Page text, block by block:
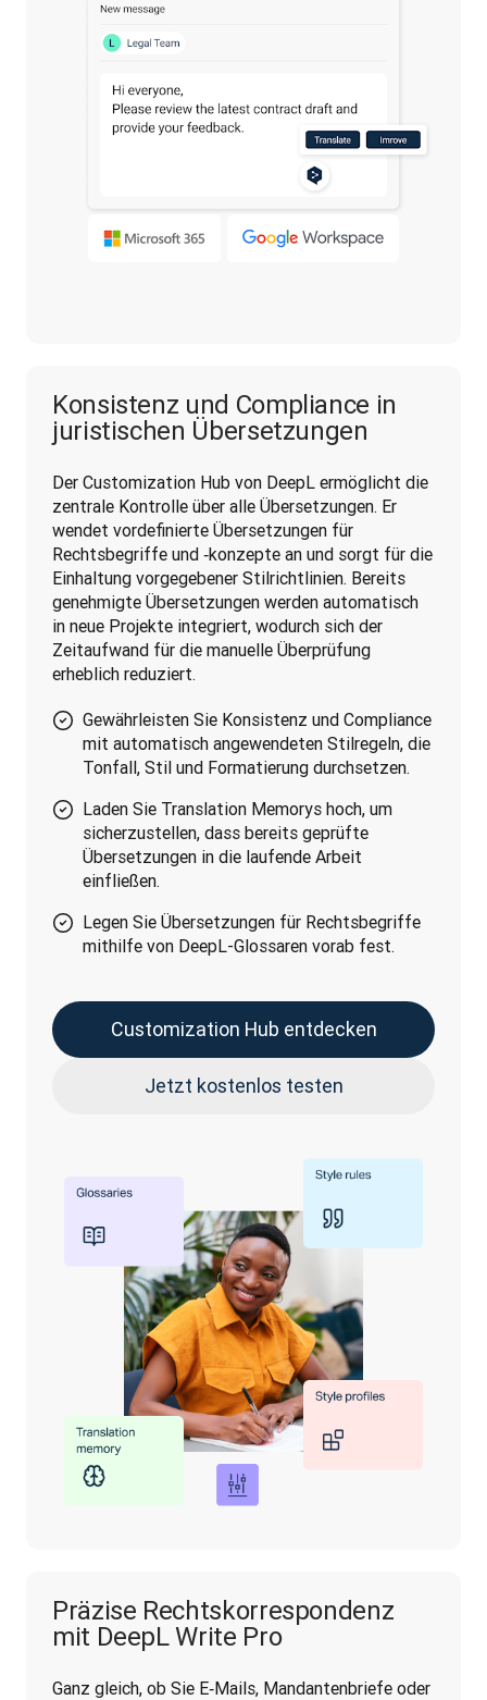
Konsistenz und Compliance in
juristischen Übersetzungen
Der Customization Hub von DeepL ermöglicht die
zentrale Kontrolle über alle Übersetzungen. Er
wendet vordefinierte Übersetzungen für
Rechtsbegriffe und ‑konzepte an und sorgt für die
Einhaltung vorgegebener Stilrichtlinien. Bereits
genehmigte Übersetzungen werden automatisch
in neue Projekte integriert, wodurch sich der
Zeitaufwand für die manuelle Überprüfung
erheblich reduziert.
Gewährleisten Sie Konsistenz und Compliance
mit automatisch angewendeten Stilregeln, die
Tonfall, Stil und Formatierung durchsetzen.
Laden Sie Translation Memorys hoch, um
sicherzustellen, dass bereits geprüfte
Übersetzungen in die laufende Arbeit
einfließen.
Legen Sie Übersetzungen für Rechtsbegriffe
mithilfe von DeepL-Glossaren vorab fest.
Customization Hub entdecken
Jetzt kostenlos testen
Präzise Rechtskorrespondenz
mit DeepL Write Pro
Ganz gleich, ob Sie E‑Mails, Mandantenbriefe oder